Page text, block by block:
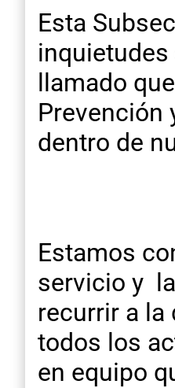
Esta
llamado
Prevención
dentro de
Estamos
servicio y
recurrir a la
todos los
en equipo